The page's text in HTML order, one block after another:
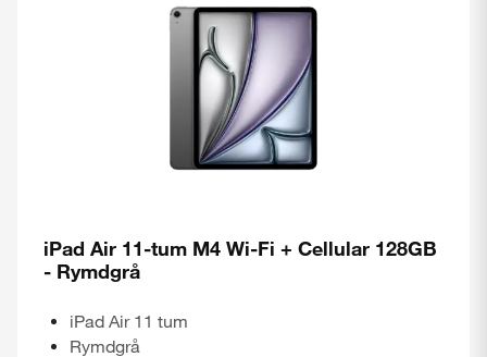
iPad Air 11-tum M4 Wi-Fi + Cellular 128GB
- Rymdgrå
iPad Air 11 tum
Rymdgrå